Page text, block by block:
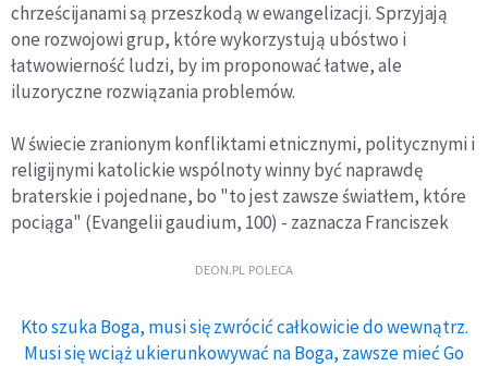
chrześcijanami są przeszkodą w ewangelizacji. Sprzyjają
one rozwojowi grup, które wykorzystują ubóstwo i
łatwowierność ludzi, by im proponować łatwe, ale
iluzoryczne rozwiązania problemów.
W świecie zranionym konfliktami etnicznymi, politycznymi i
religijnymi katolickie wspólnoty winny być naprawdę
braterskie i pojednane, bo "to jest zawsze światłem, które
pociąga" (Evangelii gaudium, 100) - zaznacza Franciszek
DEON.PL POLECA
Kto szuka Boga, musi się zwrócić całkowicie do wewnątrz.
Musi się wciąż ukierunkowywać na Boga, zawsze mieć Go